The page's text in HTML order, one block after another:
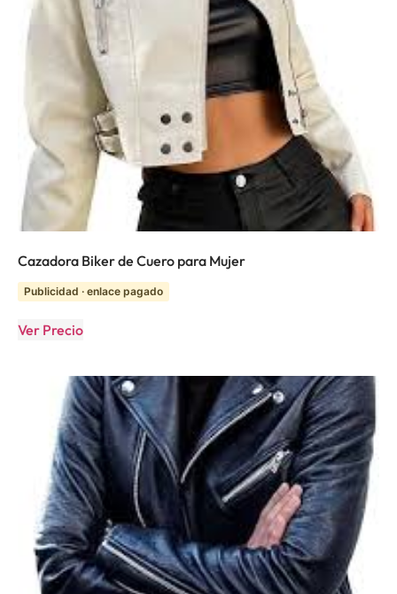
Cazadora Biker de Cuero para Mujer
Publicidad · enlace pagado
Ver Precio